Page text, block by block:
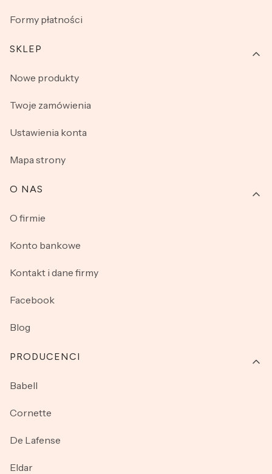
Formy płatności
SKLEP
Nowe produkty
Twoje zamówienia
Ustawienia konta
Mapa strony
O NAS
O firmie
Konto bankowe
Kontakt i dane firmy
Facebook
Blog
PRODUCENCI
Babell
Cornette
De Lafense
Eldar